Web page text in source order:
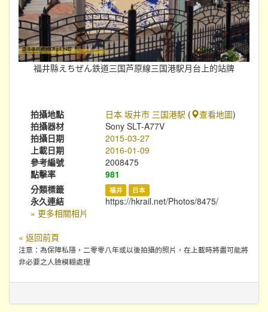
福井縣えちぜん鉄道三国芦原線三国港駅月台上的站牌
拍攝地點 日本 坂井市 三国港駅 ( 查看地圖)
拍攝器材
Sony SLT-A77V
拍攝日期
2015-03-27
上載日期
2016-01-09
參考編號
2008475
點擊率
981
分類標籤
福井 日本
永久連結
https://hkrail.net/Photos/8475/
» 更多相關相片
« 返回前頁
注意：為保障私隱，二零零八年或以後拍攝的照片，在上載時將盡可能將
非必要之人臉模糊處理